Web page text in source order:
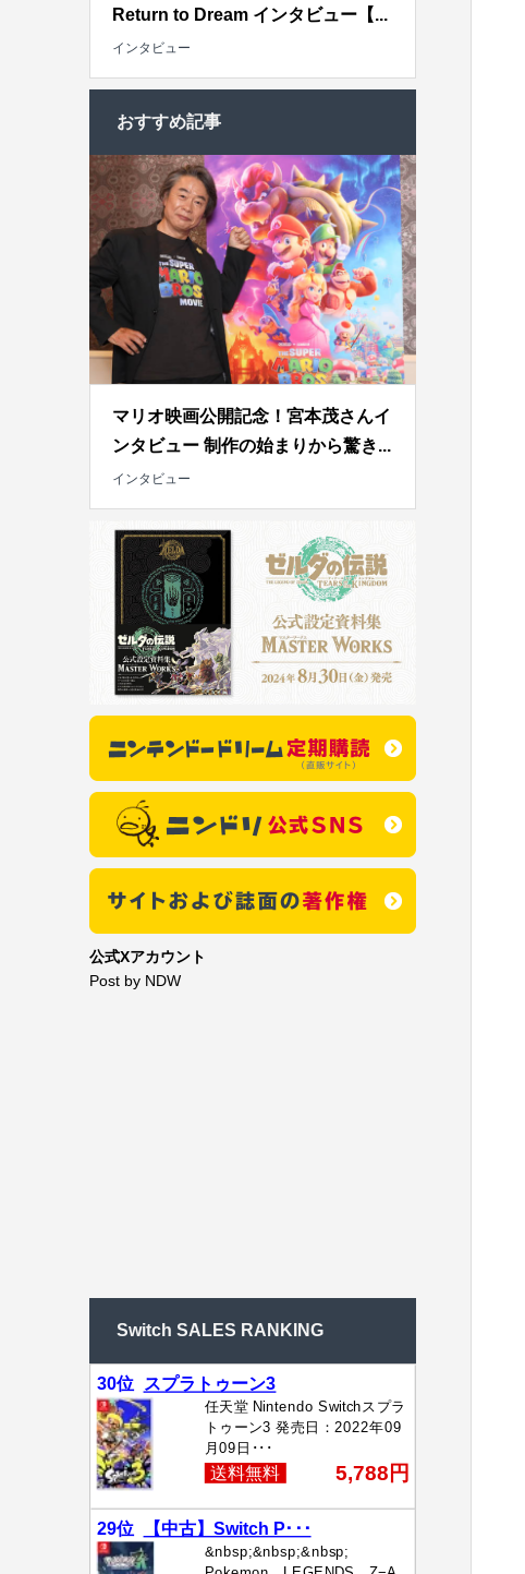
Return to Dream インタビュー【...
インタビュー
おすすめ記事
マリオ映画公開記念！宮本茂さんイ
ンタビュー 制作の始まりから驚き...
インタビュー
公式Xアカウント
Post by NDW
Switch SALES RANKING